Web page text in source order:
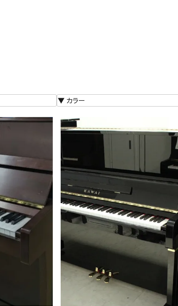
グランドピアノ
STEINWAY&SONS
BOSENDORFER
C.BECHSTEIN
BOSTON
DIAPASON
もっとみる
ピアノの
ピアノお役
ピアノトー
新品ピア
ピアノ製